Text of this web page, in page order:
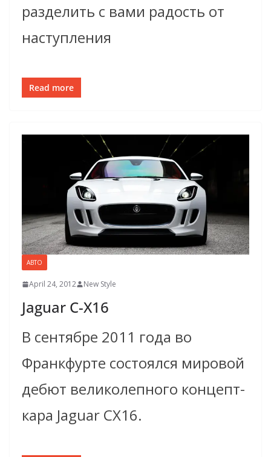
разделить с вами радость от
наступления
Read more
АВТО
April 24, 2012 New Style
Jaguar C-X16
В сентябре 2011 года во
Франкфурте состоялся мировой
дебют великолепного концепт­
кара Jaguar C­X16.